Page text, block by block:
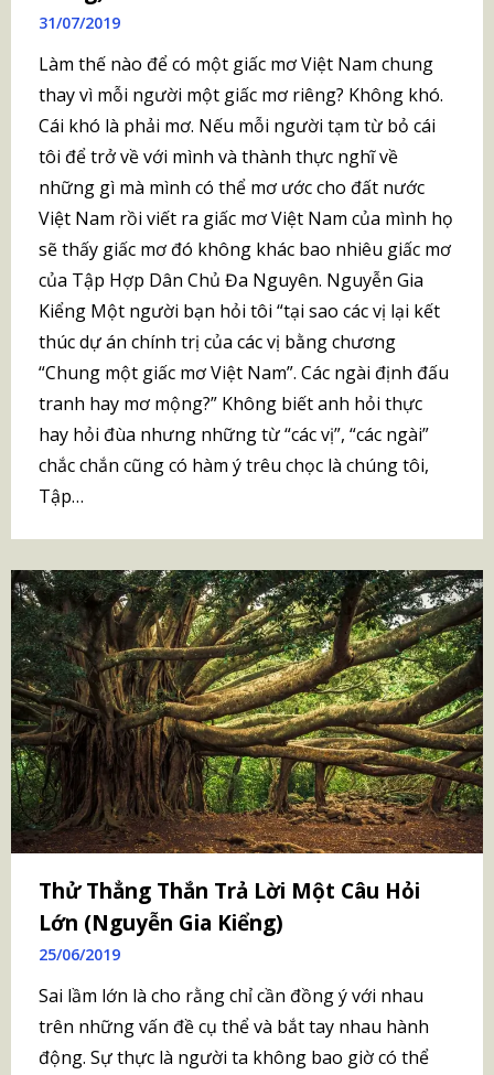
31/07/2019
Làm thế nào để có một giấc mơ Việt Nam chung
thay vì mỗi người một giấc mơ riêng? Không khó.
Cái khó là phải mơ. Nếu mỗi người tạm từ bỏ cái
tôi để trở về với mình và thành thực nghĩ về
những gì mà mình có thể mơ ước cho đất nước
Việt Nam rồi viết ra giấc mơ Việt Nam của mình họ
sẽ thấy giấc mơ đó không khác bao nhiêu giấc mơ
của Tập Hợp Dân Chủ Đa Nguyên. Nguyễn Gia
Kiểng Một người bạn hỏi tôi “tại sao các vị lại kết
thúc dự án chính trị của các vị bằng chương
“Chung một giấc mơ Việt Nam”. Các ngài định đấu
tranh hay mơ mộng?” Không biết anh hỏi thực
hay hỏi đùa nhưng những từ “các vị”, “các ngài”
chắc chắn cũng có hàm ý trêu chọc là chúng tôi,
Tập…
Thử Thẳng Thắn Trả Lời Một Câu Hỏi
Lớn (Nguyễn Gia Kiểng)
25/06/2019
Sai lầm lớn là cho rằng chỉ cần đồng ý với nhau
trên những vấn đề cụ thể và bắt tay nhau hành
động. Sự thực là người ta không bao giờ có thể